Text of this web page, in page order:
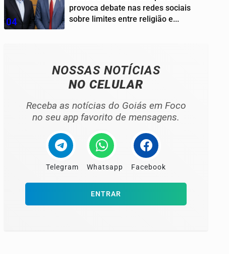
04
provoca debate nas redes sociais
sobre limites entre religião e...
NOSSAS NOTÍCIAS
NO CELULAR
Receba as notícias do Goiás em Foco
no seu app favorito de mensagens.
Telegram Whatsapp Facebook
ENTRAR